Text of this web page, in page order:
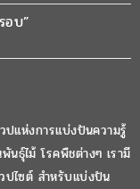
อบ”
ปแห่งการแบ่งปันความรู้
นธุ์ไม้ โรคพืชต่างๆ เรามี
ปไซต์ สำหรับแบ่งปัน